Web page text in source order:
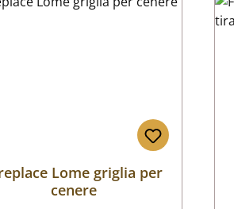
Lome griglia per
cenere